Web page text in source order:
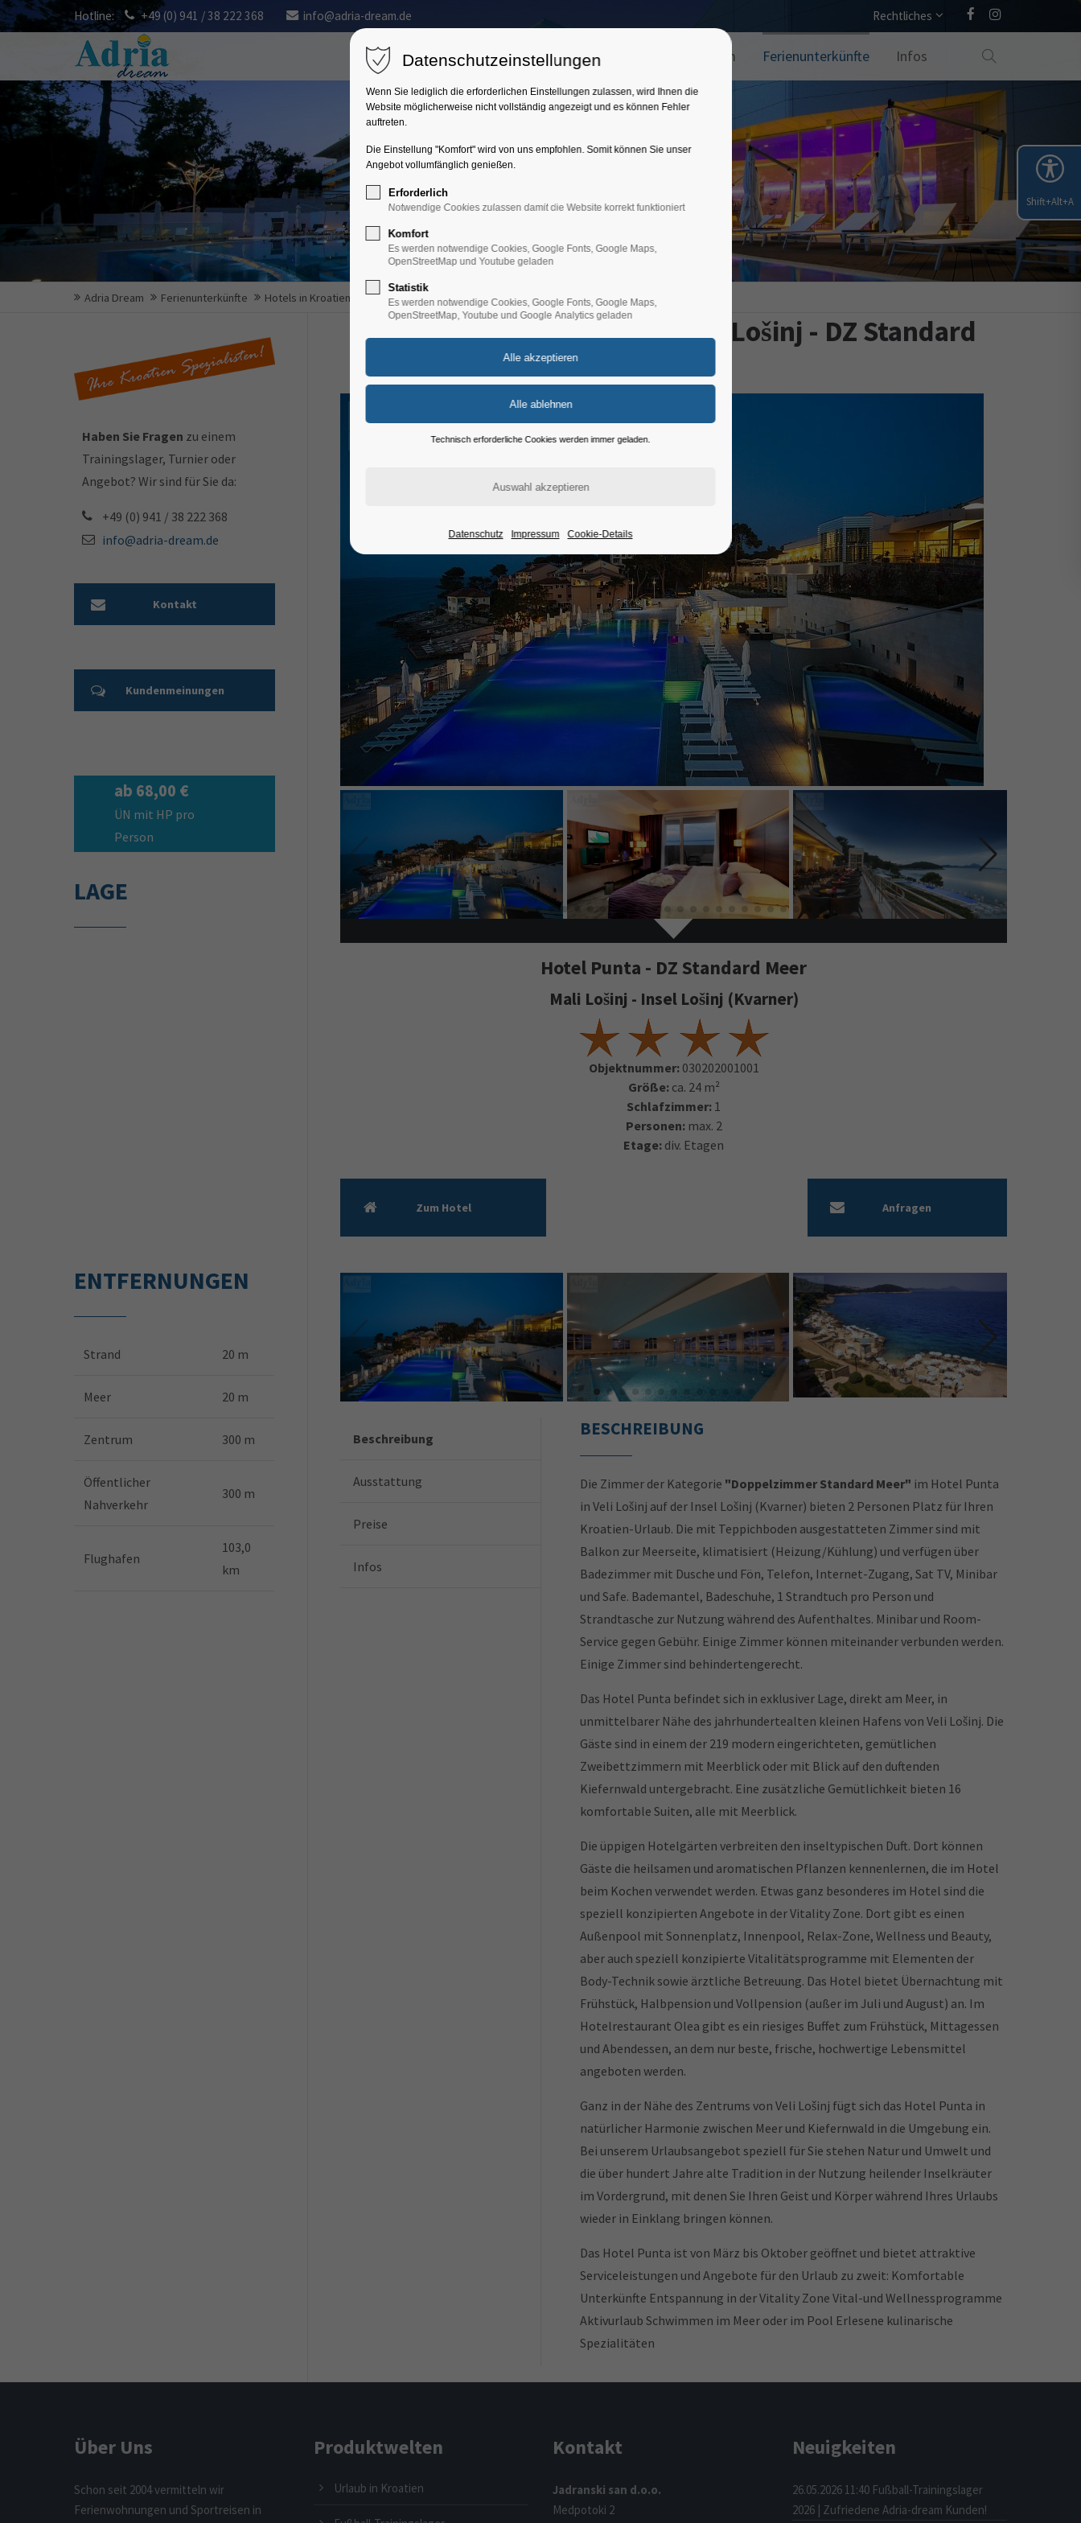
Hotline: +49 (0) 941 / 38 222 368 info@adria-dream.de Rechtliches
Home Kroatien Trainingslager Gruppenprogramm Ferienunterkünfte Infos
Adria Dream Ferienunterkünfte Hotels in Kroatien Hotel
Hotel Punta, Veli Lošinj/Insel Lošinj - DZ Standard
Meer
Hotel Punta - DZ Standard Meer
Mali Lošinj - Insel Lošinj (Kvarner)
Objektnummer:030202001001
Größe: ca. 24 m²
Schlafzimmer: 1
Personen: max. 2
Etage: div. Etagen
Zum Hotel Anfragen
Beschreibung
Ausstattung
Preise
Infos
BESCHREIBUNG
Die Zimmer der Kategorie "Doppelzimmer Standard Meer" im Hotel Punta
in Veli Lošinj auf der Insel Lošinj (Kvarner) bieten 2 Personen Platz für Ihren
Kroatien-Urlaub. Die mit Teppichboden ausgestatteten Zimmer sind mit
Balkon zur Meerseite, klimatisiert (Heizung/Kühlung) und verfügen über
Badezimmer mit Dusche und Fön, Telefon, Internet-Zugang, Sat TV, Minibar
und Safe. Bademantel, Badeschuhe, 1 Strandtuch pro Person und
Strandtasche zur Nutzung während des Aufenthaltes. Minibar und Room-
Service gegen Gebühr. Einige Zimmer können miteinander verbunden werden.
Einige Zimmer sind behindertengerecht.
Das Hotel Punta befindet sich in exklusiver Lage, direkt am Meer, in
unmittelbarer Nähe des jahrhundertealten kleinen Hafens von Veli Lošinj. Die
Gäste sind in einem der 219 modern eingerichteten, gemütlichen
Zweibettzimmern mit Meerblick oder mit Blick auf den duftenden
Kiefernwald untergebracht. Eine zusätzliche Gemütlichkeit bieten 16
komfortable Suiten, alle mit Meerblick.
Die üppigen Hotelgärten verbreiten den inseltypischen Duft. Dort können
Gäste die heilsamen und aromatischen Pflanzen kennenlernen, die im Hotel
beim Kochen verwendet werden. Etwas ganz besonderes im Hotel sind die
speziell konzipierten Angebote in der Vitality Zone. Dort gibt es einen
Außenpool mit Sonnenplatz, Innenpool, Relax-Zone, Wellness und Beauty,
aber auch speziell konzipierte Vitalitätsprogramme mit Elementen der
Body-Technik sowie ärztliche Betreuung. Das Hotel bietet Übernachtung mit
Frühstück, Halbpension und Vollpension (außer im Juli und August) an. Im
Hotelrestaurant Olea gibt es ein riesiges Buffet zum Frühstück, Mittagessen
und Abendessen, an dem nur beste, frische, hochwertige Lebensmittel
angeboten werden.
Ganz in der Nähe des Zentrums von Veli Lošinj fügt sich das Hotel Punta in
natürlicher Harmonie zwischen Meer und Kiefernwald in die Umgebung ein.
Bei unserem Urlaubsangebot speziell für Sie stehen Natur und Umwelt und
die über hundert Jahre alte Tradition in der Nutzung heilender Inselkräuter
im Vordergrund, mit denen Sie Ihren Geist und Körper während Ihres Urlaubs
wieder in Einklang bringen können.
Das Hotel Punta ist von März bis Oktober geöffnet und bietet attraktive
Serviceleistungen und Angebote für den Urlaub zu zweit: Komfortable
Unterkünfte Entspannung in der Vitality Zone Vital-und Wellnessprogramme
Aktivurlaub Schwimmen im Meer oder im Pool Erlesene kulinarische
Spezialitäten
Haben Sie Fragen zu einem
Trainingslager, Turnier oder
Angebot? Wir sind für Sie da:
+49 (0) 941 / 38 222 368
info@adria-dream.de
Kontakt
Kundenmeinungen
ab 68,00 €
ÜN mit HP pro
Person
LAGE
ENTFERNUNGEN
Strand 20 m
Meer 20 m
Zentrum 300 m
Öffentlicher
Nahverkehr
300 m
Flughafen
103,0
km
Über Uns
Schon seit 2004 vermitteln wir
Ferienwohnungen und Sportreisen in
Produktwelten
Urlaub in Kroatien
Kontakt
Jadranski san d.o.o.
Medpotoki 2
Neuigkeiten
26.05.2026 11:40 Fußball-Trainingslager
2026 | Zufriedene Adria-dream Kunden!
Datenschutzeinstellungen
Wenn Sie lediglich die erforderlichen Einstellungen zulassen, wird Ihnen die
Website möglicherweise nicht vollständig angezeigt und es können Fehler
auftreten.
Die Einstellung "Komfort" wird von uns empfohlen. Somit können Sie unser
Angebot vollumfänglich genießen.
Erforderlich
Notwendige Cookies zulassen damit die Website korrekt funktioniert
Komfort
Es werden notwendige Cookies, Google Fonts, Google Maps,
OpenStreetMap und Youtube geladen
Statistik
Es werden notwendige Cookies, Google Fonts, Google Maps,
OpenStreetMap, Youtube und Google Analytics geladen
Technisch erforderliche Cookies werden immer geladen.
Datenschutz Impressum Cookie-Details
Shift+Alt+A